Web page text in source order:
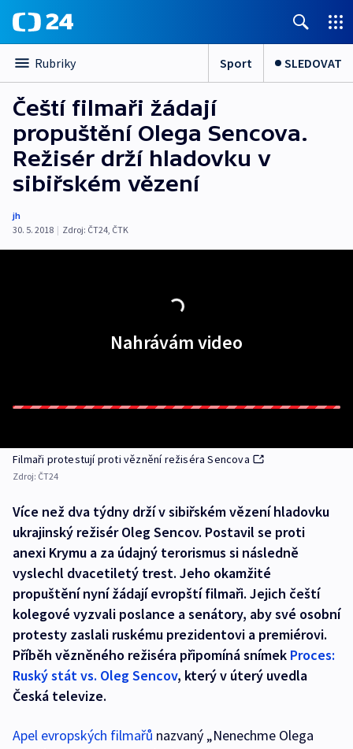
Rubriky Sport SLEDOVAT
Čeští filmaři žádají
propuštění Olega Sencova.
Režisér drží hladovku v
sibiřském vězení
jh
30. 5. 2018 | Zdroj: ČT24, ČTK
Nahrávám video
Filmaři protestují proti věznění režiséra Sencova
Zdroj: ČT24
Více než dva týdny drží v sibiřském vězení hladovku
ukrajinský režisér Oleg Sencov. Postavil se proti
anexi Krymu a za údajný terorismus si následně
vyslechl dvacetiletý trest. Jeho okamžité
propuštění nyní žádají evropští filmaři. Jejich čeští
kolegové vyzvali poslance a senátory, aby své osobní
protesty zaslali ruskému prezidentovi a premiérovi.
Příběh vězněného režiséra připomíná snímek Proces:
Ruský stát vs. Oleg Sencov, který v úterý uvedla
Česká televize.
Apel evropských filmařů nazvaný „Nenechme Olega